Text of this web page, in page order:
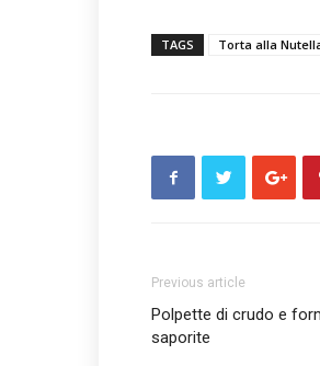
TAGS Torta alla
Previous article
Polpette di crudo e
saporite